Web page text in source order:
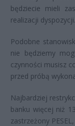
będziecie mieli
realizacji
Podobne
nie będziemy
czynności musisz
przed próbą
Najbardziej
banku więcej niż
zastrzeżony